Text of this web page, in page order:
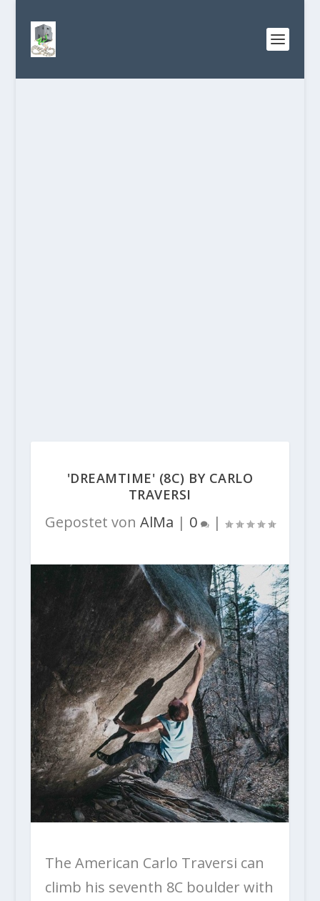
'DREAMTIME' (8C) BY CARLO
TRAVERSI
Gepostet von AlMa | 0 |
The American Carlo Traversi can
climb his seventh 8C boulder with